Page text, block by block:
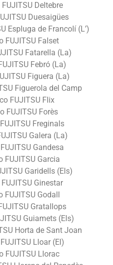
Deltebre
Duesaigües
Espluga de Francolí (L’)
FUJITSU Falset
Fatarella (La)
Febró (La)
Figuera (La)
Figuerola del Camp
FUJITSU Flix
FUJITSU Forès
Freginals
Galera (La)
Gandesa
FUJITSU Garcia
Garidells (Els)
Ginestar
FUJITSU Godall
Gratallops
Guiamets (Els)
Horta de Sant Joan
Lloar (El)
FUJITSU Llorac